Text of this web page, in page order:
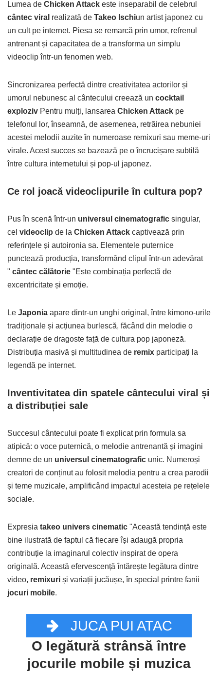
Lumea de Chicken Attack este inseparabil de celebrul
cântec viral realizată de Takeo Ischiun artist japonez cu
un cult pe internet. Piesa se remarcă prin umor, refrenul
antrenant și capacitatea de a transforma un simplu
videoclip într-un fenomen web.
Sincronizarea perfectă dintre creativitatea actorilor și
umorul nebunesc al cântecului creează un cocktail
exploziv Pentru mulți, lansarea Chicken Attack pe
telefonul lor, înseamnă, de asemenea, retrăirea nebuniei
acestei melodii auzite în numeroase remixuri sau meme-uri
virale. Acest succes se bazează pe o încrucișare subtilă
între cultura internetului și pop-ul japonez.
Ce rol joacă videoclipurile în cultura pop?
Pus în scenă într-un universul cinematografic singular,
cel videoclip de la Chicken Attack captivează prin
referințele și autoironia sa. Elementele puternice
punctează producția, transformând clipul într-un adevărat
" cântec călătorie "Este combinația perfectă de
excentricitate și emoție.
Le Japonia apare dintr-un unghi original, între kimono-urile
tradiționale și acțiunea burlescă, făcând din melodie o
declarație de dragoste față de cultura pop japoneză.
Distribuția masivă și multitudinea de remix participați la
legendă pe internet.
Inventivitatea din spatele cântecului viral și
a distribuției sale
Succesul cântecului poate fi explicat prin formula sa
atipică: o voce puternică, o melodie antrenantă și imagini
demne de un universul cinematografic unic. Numeroși
creatori de conținut au folosit melodia pentru a crea parodii
și teme muzicale, amplificând impactul acesteia pe rețelele
sociale.
Expresia takeo univers cinematic "Această tendință este
bine ilustrată de faptul că fiecare își adaugă propria
contribuție la imaginarul colectiv inspirat de opera
originală. Această efervescență întărește legătura dintre
video, remixuri și variații jucăușe, în special printre fanii
jocuri mobile.
JUCA PUI ATAC
O legătură strânsă între
jocurile mobile și muzica